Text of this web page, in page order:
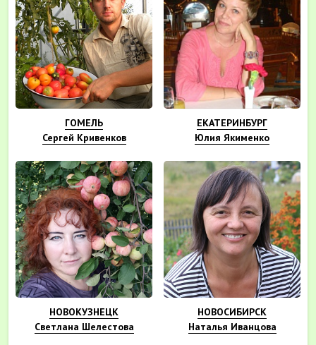
ГОМЕЛЬ
Сергей Кривенков
ЕКАТЕРИНБУРГ
Юлия Якименко
НОВОКУЗНЕЦК
Светлана Шелестова
НОВОСИБИРСК
Наталья Иванцова